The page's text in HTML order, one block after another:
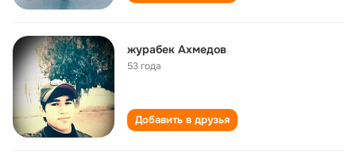
журабек Ахмедов
53 года
Добавить в друзья